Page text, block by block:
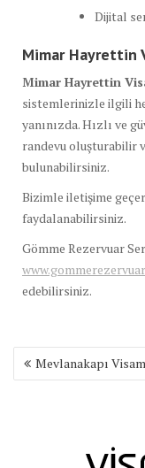
Dijital
Mimar Hayrettin
Mimar Hayrettin
sistemlerinizle ilgili
yanınızda. Hızlı ve
randevu oluşturabilir
bulunabilirsiniz.
Bizimle iletişime
faydalanabilirsiniz.
Gömme Rezervuar
edebilirsiniz.
Yazı
gezinmesi
Mevlanakapı